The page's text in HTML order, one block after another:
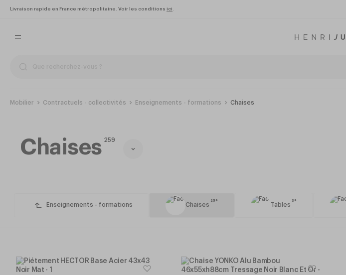
Livraison rapide en France métropolitaine. Voir les conditions ici .
Mobilier Contractuels - collectivités Enseignements - formations Chaises
Chaises 259
Enseignements - formations Chaises 259 Tables 39